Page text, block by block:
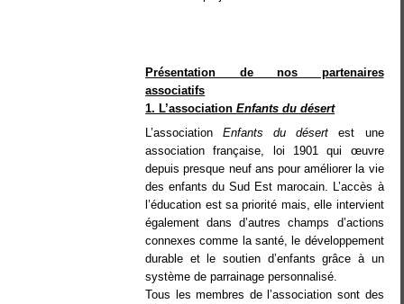
Présentation de nos partenaires
associatifs
1. L’associationEnfants du désert
L’associationEnfants du désert est une
association française, loi 1901 qui œuvre
depuis presque neuf ans pour améliorer la vie
des enfants du Sud Est marocain. L’accès à
l’éducation est sa priorité mais, elle intervient
également dans d’autres champs d’actions
connexes comme la santé, le développement
durable et le soutien d’enfants grâce à un
système de parrainage personnalisé.
Tous les membres de l’association sont des